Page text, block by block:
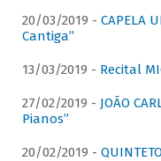
20/03/2019 - CAPELA
Cantiga”
13/03/2019 - Recital
27/02/2019 - JOÃO
Pianos”
20/02/2019 -